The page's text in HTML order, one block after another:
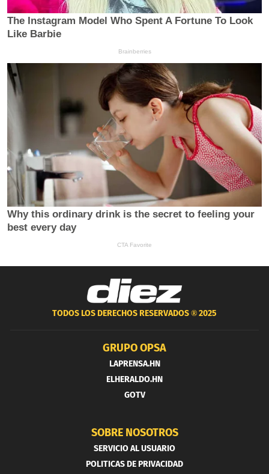
TODOS LOS DERECHOS RESERVADOS ®2025
GRUPO OPSA
LAPRENSA.HN
ELHERALDO.HN
GOTV
SOBRE NOSOTROS
SERVICIO AL USUARIO
POLITICAS DE PRIVACIDAD